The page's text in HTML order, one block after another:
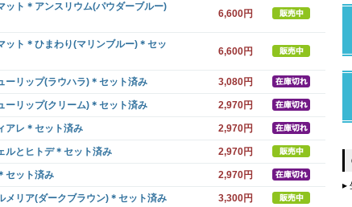
ット＊アンスリウム(パウダーブルー)
6,600円
ット＊ひまわり(マリンブルー)＊セッ
6,600円
ーリップ(ラウハラ)＊セット済み 3,080円
ーリップ(クリーム)＊セット済み 2,970円
アレ＊セット済み 2,970円
ルとヒトデ＊セット済み 2,970円
セット済み 2,970円
メリア(ダークブラウン)＊セット済み 3,300円
▸